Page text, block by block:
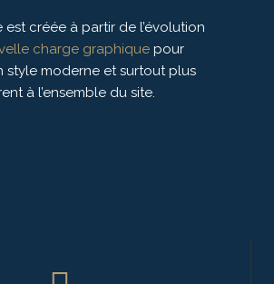
créée à partir de l’évolution
charge graphique pour
style moderne et surtout plus
à l’ensemble du site.